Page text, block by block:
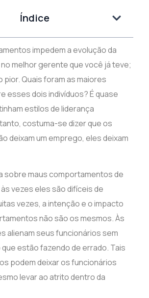
Índice
impedem a evolução da
melhor gerente que você já teve;
pior. Quais foram as maiores
esses dois indivíduos? É quase
estilos de liderança
costuma-se dizer que os
deixam um emprego, eles deixam
sobre maus comportamentos de
vezes eles são difíceis de
vezes, a intenção e o impacto
não são os mesmos. Às
alienam seus funcionários sem
estão fazendo de errado. Tais
podem deixar os funcionários
levar ao atrito dentro da